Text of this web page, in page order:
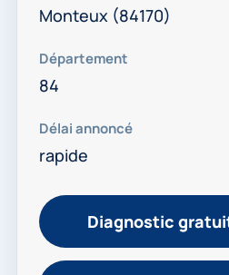
Monteux (84170)
Département
84
Délai annoncé
rapide
Diagnostic